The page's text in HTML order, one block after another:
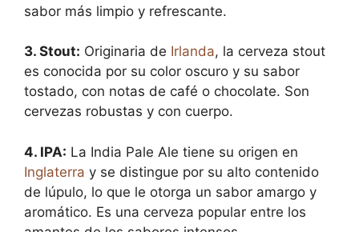
sabor más limpio y refrescante.
3. Stout: Originaria de Irlanda, la cerveza stout
es conocida por su color oscuro y su sabor
tostado, con notas de café o chocolate. Son
cervezas robustas y con cuerpo.
4. IPA: La India Pale Ale tiene su origen en
Inglaterra y se distingue por su alto contenido
de lúpulo, lo que le otorga un sabor amargo y
aromático. Es una cerveza popular entre los